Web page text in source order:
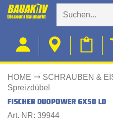
HOME SCHRAUBEN &
Spreizdübel
FISCHER DUOPOWER 6X50 LD
Art. NR: 39944